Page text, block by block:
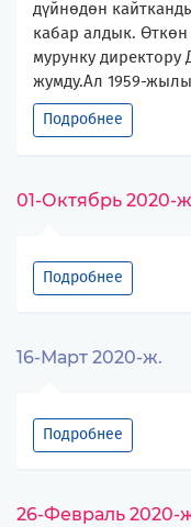
дүйнөдөн
кабар алдык.
мурунку директору
жумду.Ал 1959-
Подробнее
01-Октябрь 2020-
Подробнее
16-Март 2020-ж.
Подробнее
26-Февраль 2020-